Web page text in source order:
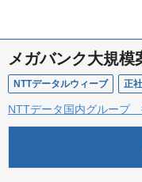
メガバンク大規
NTTデータルウィーブ 正
NTTデータ国内グループ